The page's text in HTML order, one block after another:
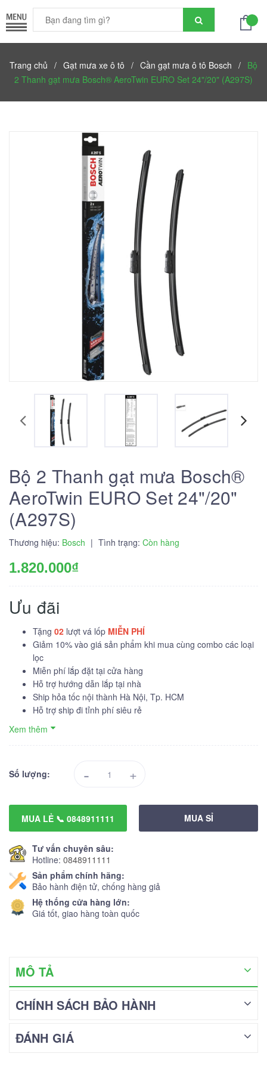
Trang chủ / Gạt mưa xe ô tô / Cần gạt mưa ô tô Bosch / Bộ
2 Thanh gạt mưa Bosch® AeroTwin EURO Set 24"/20" (A297S)
Bộ 2 Thanh gạt mưa Bosch®
AeroTwin EURO Set 24"/20"
(A297S)
Thương hiệu: Bosch | Tình trạng: Còn hàng
1.820.000₫
Ưu đãi
Tặng 02 lượt vá lốp MIỄN PHÍ
Giảm 10% vào giá sản phẩm khi mua cùng combo các loại
lọc
Miễn phí lắp đặt tại cửa hàng
Hỗ trợ hướng dẫn lắp tại nhà
Ship hỏa tốc nội thành Hà Nội, Tp. HCM
Hỗ trợ ship đi tỉnh phí siêu rẻ
Xem thêm
Số lượng: - +
MUA LẺ 📞 0848911111 MUA SỈ
Tư vấn chuyên sâu:
Hotline: 0848911111
Sản phẩm chính hãng:
Bảo hành điện tử, chống hàng giả
Hệ thống cửa hàng lớn:
Giá tốt, giao hàng toàn quốc
MÔ TẢ
CHÍNH SÁCH BẢO HÀNH
ĐÁNH GIÁ